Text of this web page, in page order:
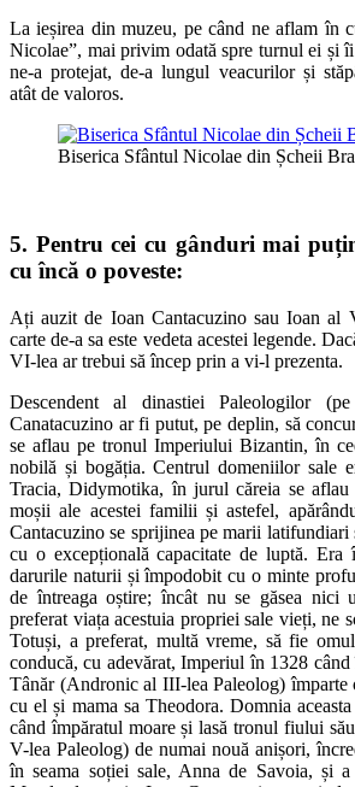
La ieșirea din muzeu, pe când ne aflam în
Nicolae”, mai privim odată spre turnul ei și
ne-a protejat, de-a lungul veacurilor și
atât de valoros.
Biserica Sfântul Nicolae din Șcheii
5. Pentru cei cu gânduri mai
cu încă o poveste:
Ați auzit de Ioan Cantacuzino sau Ioan al
carte de-a sa este vedeta acestei legende.
VI-lea ar trebui să încep prin a vi-l prezenta.
Descendent al dinastiei Paleologilor
Canatacuzino ar fi putut, pe deplin, să
se aflau pe tronul Imperiului Bizantin, în
nobilă și bogăția. Centrul domeniilor sale
Tracia, Didymotika, în jurul căreia se aflau
moșii ale acestei familii și astefel,
Cantacuzino se sprijinea pe marii latifundiari
cu o excepțională capacitate de luptă. Era
darurile naturii și împodobit cu o minte
de întreaga oștire; încât nu se găsea nici
preferat viața acestuia propriei sale vieți, ne
Totuși, a preferat, multă vreme, să fie
conducă, cu adevărat, Imperiul în 1328
Tânăr (Andronic al III-lea Paleolog) împarte
cu el și mama sa Theodora. Domnia
când împăratul moare și lasă tronul fiului
V-lea Paleolog) de numai nouă anișori,
în seama soției sale, Anna de Savoia, și